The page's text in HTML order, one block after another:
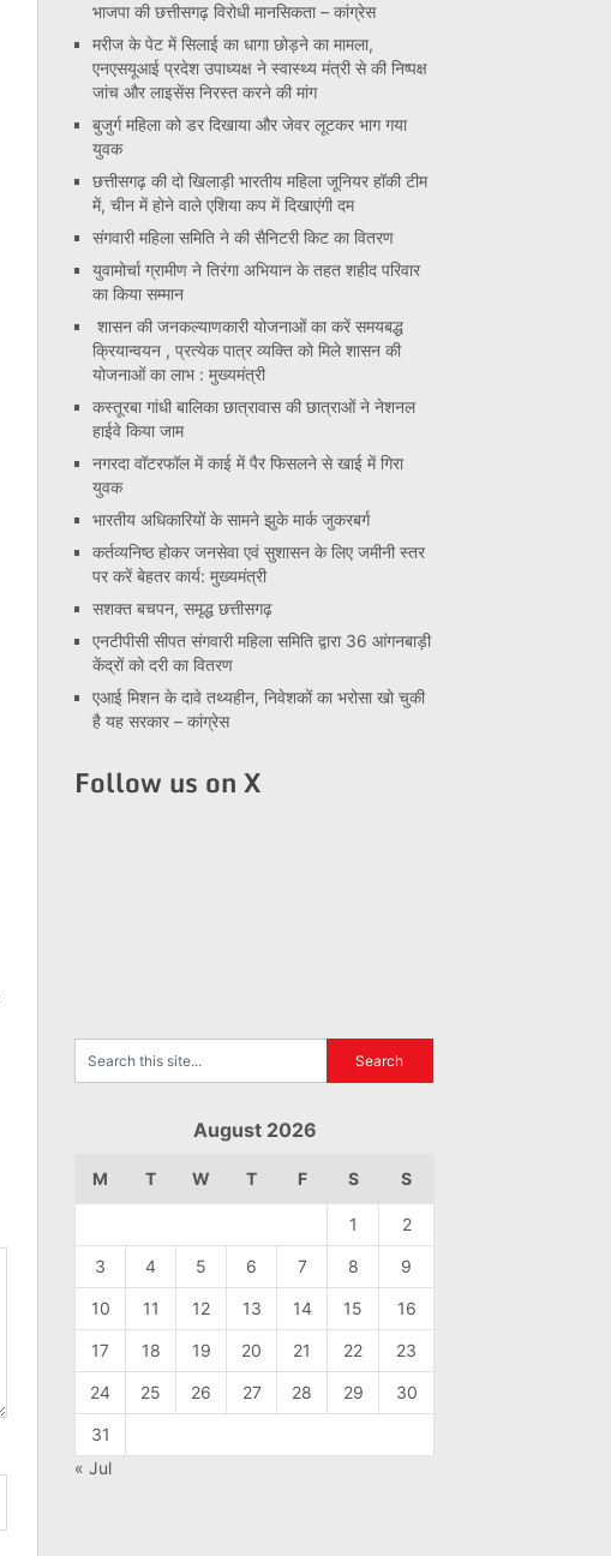
भाजपा की छत्तीसगढ़ विरोधी मानसिकता – कांग्रेस
मरीज के पेट में सिलाई का धागा छोड़ने का मामला,
एनएसयूआई प्रदेश उपाध्यक्ष ने स्वास्थ्य मंत्री से की निष्पक्ष
जांच और लाइसेंस निरस्त करने की मांग
बुजुर्ग महिला को डर दिखाया और जेवर लूटकर भाग गया
युवक
छत्तीसगढ़ की दो खिलाड़ी भारतीय महिला जूनियर हॉकी टीम
में, चीन में होने वाले एशिया कप में दिखाएंगी दम
संगवारी महिला समिति ने की सैनिटरी किट का वितरण
युवामोर्चा ग्रामीण ने तिरंगा अभियान के तहत शहीद परिवार
का किया सम्मान
शासन की जनकल्याणकारी योजनाओं का करें समयबद्ध
क्रियान्वयन , प्रत्येक पात्र व्यक्ति को मिले शासन की
योजनाओं का लाभ : मुख्यमंत्री
कस्तूरबा गांधी बालिका छात्रावास की छात्राओं ने नेशनल
हाईवे किया जाम
नगरदा वॉटरफॉल में काई में पैर फिसलने से खाई में गिरा
युवक
भारतीय अधिकारियों के सामने झुके मार्क जुकरबर्ग
कर्तव्यनिष्ठ होकर जनसेवा एवं सुशासन के लिए जमीनी स्तर
पर करें बेहतर कार्य: मुख्यमंत्री
सशक्त बचपन, समृद्ध छत्तीसगढ़
एनटीपीसी सीपत संगवारी महिला समिति द्वारा 36 आंगनबाड़ी
केंद्रों को दरी का वितरण
एआई मिशन के दावे तथ्यहीन, निवेशकों का भरोसा खो चुकी
है यह सरकार – कांग्रेस
Follow us on X
August 2026
M T W T F S S
1 2
3 4 5 6 7 8 9
10 11 12 13 14 15 16
17 18 19 20 21 22 23
24 25 26 27 28 29 30
31
« Jul